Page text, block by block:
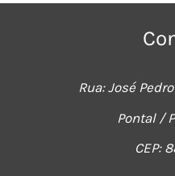
Rua: José
Pontal /
CEP: